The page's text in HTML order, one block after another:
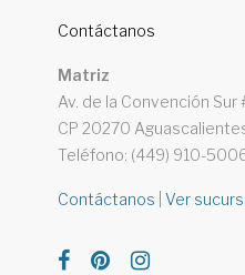
Contáctanos
Matriz
Av. de la Convención
CP 20270
Teléfono: (449) 910-
Contáctanos |Ver